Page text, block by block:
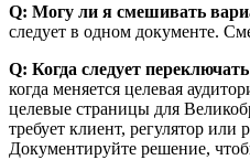
Q: Могу ли я смешивать
следует в одном документе.
Q: Когда следует
когда меняется целевая
целевые страницы для
требует клиент, регулятор
Документируйте решение,